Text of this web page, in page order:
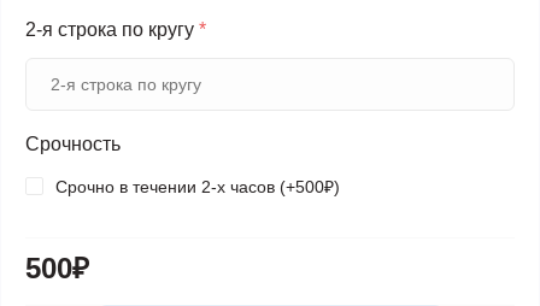
2-я строка по кругу *
Срочность
Срочно в течении 2-х часов (+500₽)
500₽